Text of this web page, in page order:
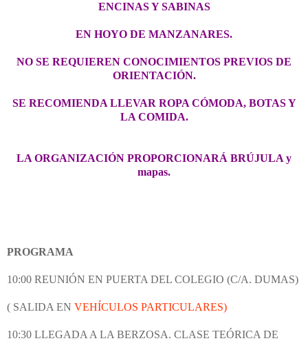
ENCINAS Y SABINAS
EN HOYO DE MANZANARES.
NO SE REQUIEREN CONOCIMIENTOS PREVIOS DE
ORIENTACIÓN.
SE RECOMIENDA LLEVAR ROPA CÓMODA, BOTAS Y
LA COMIDA.
LA ORGANIZACIÓN PROPORCIONARÁ BRÚJULA y
mapas.
PROGRAMA
10:00 REUNIÓN EN PUERTA DEL COLEGIO (C/A. DUMAS)
( SALIDA EN VEHÍCULOS PARTICULARES)
10:30 LLEGADA A LA BERZOSA. CLASE TEÓRICA DE